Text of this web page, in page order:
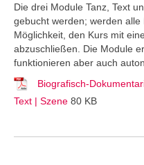
Die drei Module Tanz, Text
gebucht werden; werden
Möglichkeit, den Kurs mit
abzuschließen. Die Module
funktionieren aber auch
Biografisch-
Text | Szene 80 KB